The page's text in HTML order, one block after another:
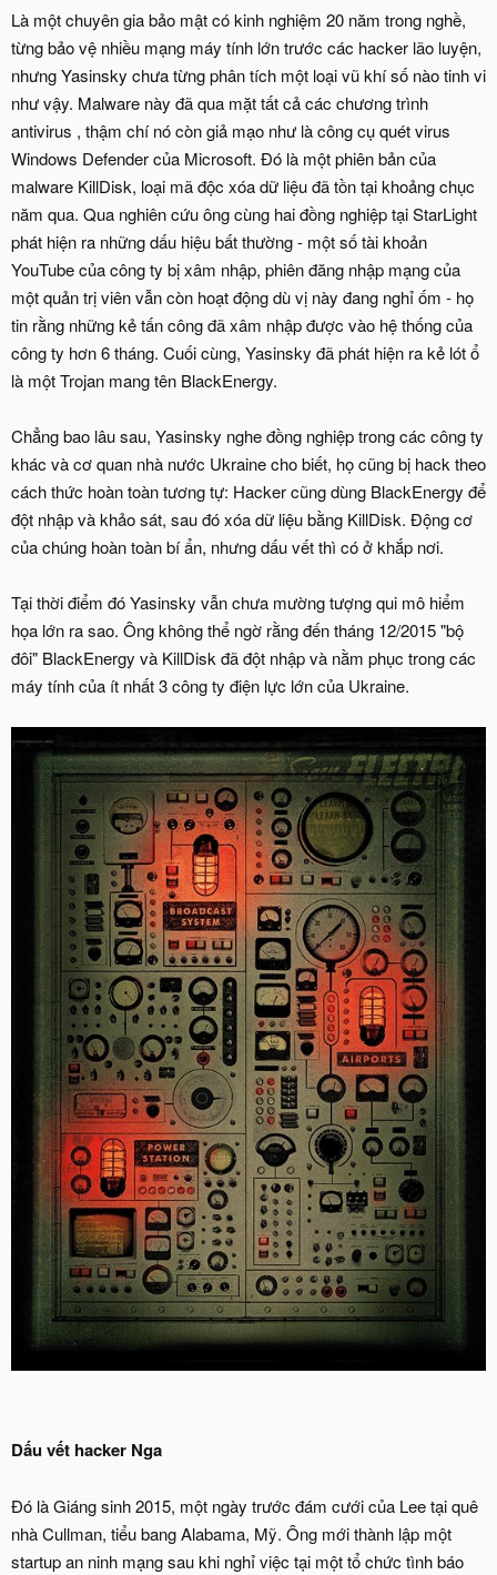
Là một chuyên gia bảo mật có kinh nghiệm 20 năm trong nghề,
từng bảo vệ nhiều mạng máy tính lớn trước các hacker lão luyện,
nhưng Yasinsky chưa từng phân tích một loại vũ khí số nào tinh vi
như vậy. Malware này đã qua mặt tất cả các chương trình
antivirus , thậm chí nó còn giả mạo như là công cụ quét virus
Windows Defender của Microsoft. Đó là một phiên bản của
malware KillDisk, loại mã độc xóa dữ liệu đã tồn tại khoảng chục
năm qua. Qua nghiên cứu ông cùng hai đồng nghiệp tại StarLight
phát hiện ra những dấu hiệu bất thường - một số tài khoản
YouTube của công ty bị xâm nhập, phiên đăng nhập mạng của
một quản trị viên vẫn còn hoạt động dù vị này đang nghỉ ốm - họ
tin rằng những kẻ tấn công đã xâm nhập được vào hệ thống của
công ty hơn 6 tháng. Cuối cùng, Yasinsky đã phát hiện ra kẻ lót ổ
là một Trojan mang tên BlackEnergy.
Chẳng bao lâu sau, Yasinsky nghe đồng nghiệp trong các công ty
khác và cơ quan nhà nước Ukraine cho biết, họ cũng bị hack theo
cách thức hoàn toàn tương tự: Hacker cũng dùng BlackEnergy để
đột nhập và khảo sát, sau đó xóa dữ liệu bằng KillDisk. Động cơ
của chúng hoàn toàn bí ẩn, nhưng dấu vết thì có ở khắp nơi.
Tại thời điểm đó Yasinsky vẫn chưa mường tượng qui mô hiểm
họa lớn ra sao. Ông không thể ngờ rằng đến tháng 12/2015 "bộ
đôi" BlackEnergy và KillDisk đã đột nhập và nằm phục trong các
máy tính của ít nhất 3 công ty điện lực lớn của Ukraine.
Dấu vết hacker Nga
Đó là Giáng sinh 2015, một ngày trước đám cưới của Lee tại quê
nhà Cullman, tiểu bang Alabama, Mỹ. Ông mới thành lập một
startup an ninh mạng sau khi nghỉ việc tại một tổ chức tình báo